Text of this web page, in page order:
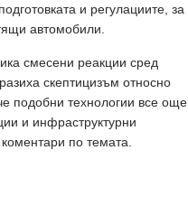
и регулациите, за
автомобили.
смесени реакции сред
скептицизъм относно
подобни технологии все още
и инфраструктурни
по темата.